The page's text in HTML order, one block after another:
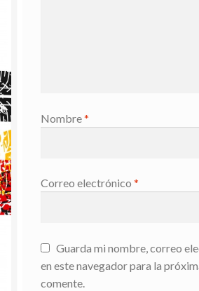
Nombre*
Correo electrónico *
Guarda mi nombre, correo
en este navegador para la
comente.